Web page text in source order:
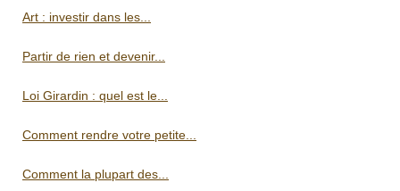
Art : investir dans les...
Partir de rien et devenir...
Loi Girardin : quel est le...
Comment rendre votre petite...
Comment la plupart des...